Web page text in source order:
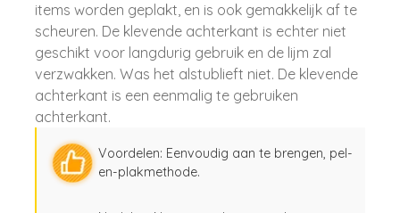
items worden geplakt, en is ook gemakkelijk af te
scheuren. De klevende achterkant is echter niet
geschikt voor langdurig gebruik en de lijm zal
verzwakken. Was het alstublieft niet. De klevende
achterkant is een eenmalig te gebruiken
achterkant.
Voordelen: Eenvoudig aan te brengen, pel-
en-plakmethode.